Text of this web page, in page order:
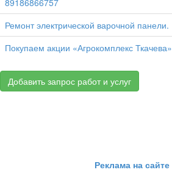
Ремонт электрической варочной панели.
Покупаем акции «Агрокомплекс Ткачева»
Добавить запрос работ и услуг
Реклама на сайте